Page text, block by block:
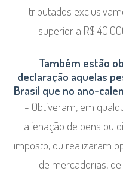
tributados
superior a R$
Também estão
declaração aquelas
Brasil que no ano-
- Obtiveram, em
alienação de bens ou
imposto, ou realizaram
de mercadorias,